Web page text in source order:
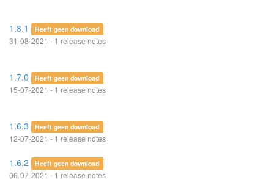
1.8.1 Heeft geen download
31-08-2021 - 1 release notes
1.7.0 Heeft geen download
15-07-2021 - 1 release notes
1.6.3 Heeft geen download
12-07-2021 - 1 release notes
1.6.2 Heeft geen download
06-07-2021 - 1 release notes